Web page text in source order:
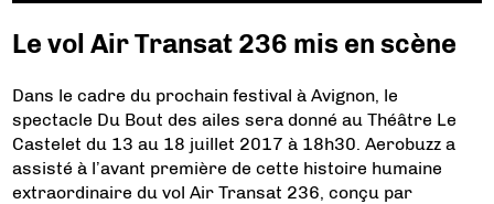
Le vol Air Transat 236 mis en scène
Dans le cadre du prochain festival à Avignon, le
spectacle Du Bout des ailes sera donné au Théâtre Le
Castelet du 13 au 18 juillet 2017 à 18h30. Aerobuzz a
assisté à l’avant première de cette histoire humaine
extraordinaire du vol Air Transat 236, conçu par